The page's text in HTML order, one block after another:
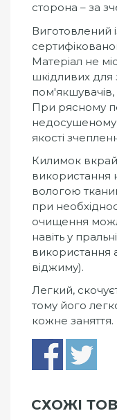
сторона – за
Виготовлений
Матеріал не
шкідливих для
пом'якшувачів,
При рясному
недосушеному
якості
Килимок вкрай
використання
вологою
при
очищення
навіть у
використання
віджиму).
Легкий,
тому його
кожне заняття.
СХОЖІ